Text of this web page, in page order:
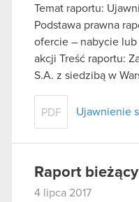
Temat raportu:
Podstawa prawna
ofercie – nabycie
akcji Treść raportu:
S.A. z siedzibą w
PDF Ujawnienie
Raport
4 lipca 2017